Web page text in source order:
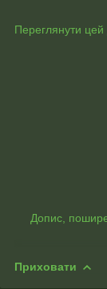
Переглянути
Допис,
Приховати